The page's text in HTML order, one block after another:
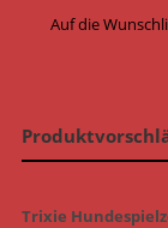
Auf die
Trixie